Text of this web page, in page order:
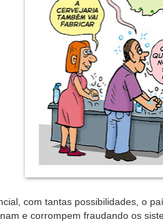
com tantas possibilidades, o
e corrompem fraudando os